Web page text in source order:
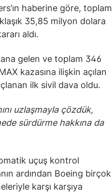
haberine göre, toplam
35,85 milyon dolara
aldı.
gelen ve toplam 346
kazasına ilişkin açılan
ilk sivil dava oldu.
uzlaşmayla çözdük,
sürdürme hakkına da
uçuş kontrol
ardından Boeing birçok
karşı karşıya